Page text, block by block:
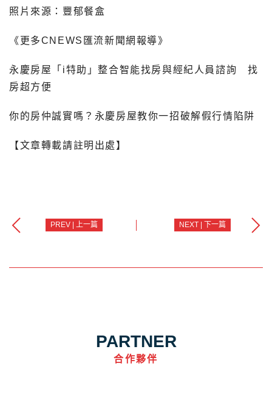
照片來源： 豐郁餐盒
《更多CNEWS匯流新聞網報導》
永慶房屋「i特助」整合智能找房與經紀人員諮詢 找
房超方便
你的房仲誠實嗎？永慶房屋教你一招破解假行情陷阱
【文章轉載請註明出處】
PREV | 上一篇 NEXT | 下一篇
PARTNER
合作夥伴